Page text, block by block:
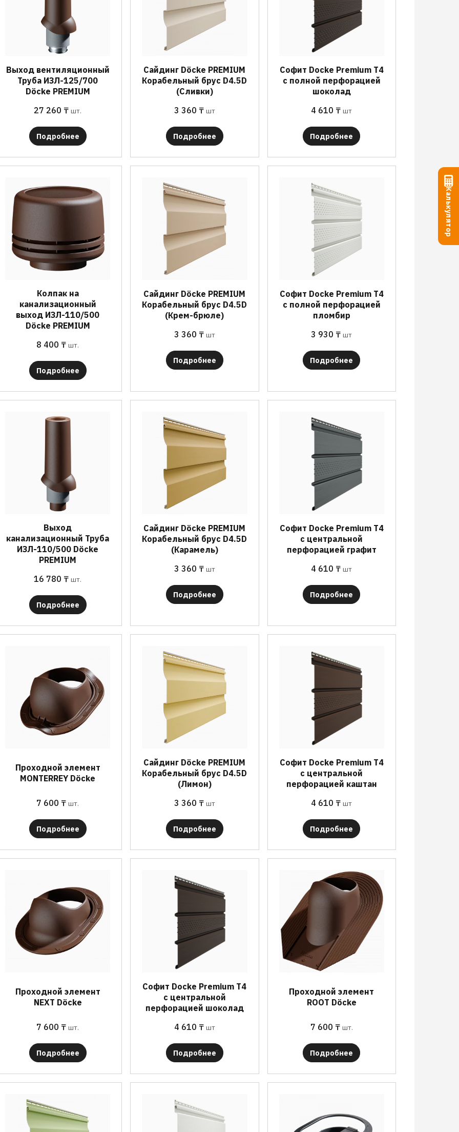
Выход вентиляционный
Труба ИЗЛ-125/700
Döcke PREMIUM
27 260 ₸ шт.
Подробнее
Сайдинг Döcke PREMIUM
Корабельный брус D4.5D
(Сливки)
3 360 ₸ шт
Подробнее
Софит Docke Premium T4
с полной перфорацией
шоколад
4 610 ₸ шт
Подробнее
Колпак на
канализационный
выход ИЗЛ-110/500
Döcke PREMIUM
8 400 ₸ шт.
Подробнее
Сайдинг Döcke PREMIUM
Корабельный брус D4.5D
(Крем-брюле)
3 360 ₸ шт
Подробнее
Софит Docke Premium T4
с полной перфорацией
пломбир
3 930 ₸ шт
Подробнее
Выход
канализационный Труба
ИЗЛ-110/500 Döcke
PREMIUM
16 780 ₸ шт.
Подробнее
Сайдинг Döcke PREMIUM
Корабельный брус D4.5D
(Карамель)
3 360 ₸ шт
Подробнее
Софит Docke Premium T4
с центральной
перфорацией графит
4 610 ₸ шт
Подробнее
Проходной элемент
MONTERREY Döcke
7 600 ₸ шт.
Подробнее
Сайдинг Döcke PREMIUM
Корабельный брус D4.5D
(Лимон)
3 360 ₸ шт
Подробнее
Софит Docke Premium T4
с центральной
перфорацией каштан
4 610 ₸ шт
Подробнее
Проходной элемент
NEXT Döcke
7 600 ₸ шт.
Подробнее
Софит Docke Premium T4
с центральной
перфорацией шоколад
4 610 ₸ шт
Подробнее
Проходной элемент
ROOT Döcke
7 600 ₸ шт.
Подробнее
Калькулятор